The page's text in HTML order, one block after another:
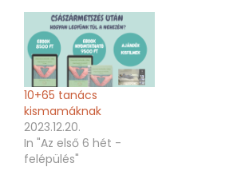
10+65 tanács
kismamáknak
2023.12.20.
In "Az első 6 hét -
felépülés"